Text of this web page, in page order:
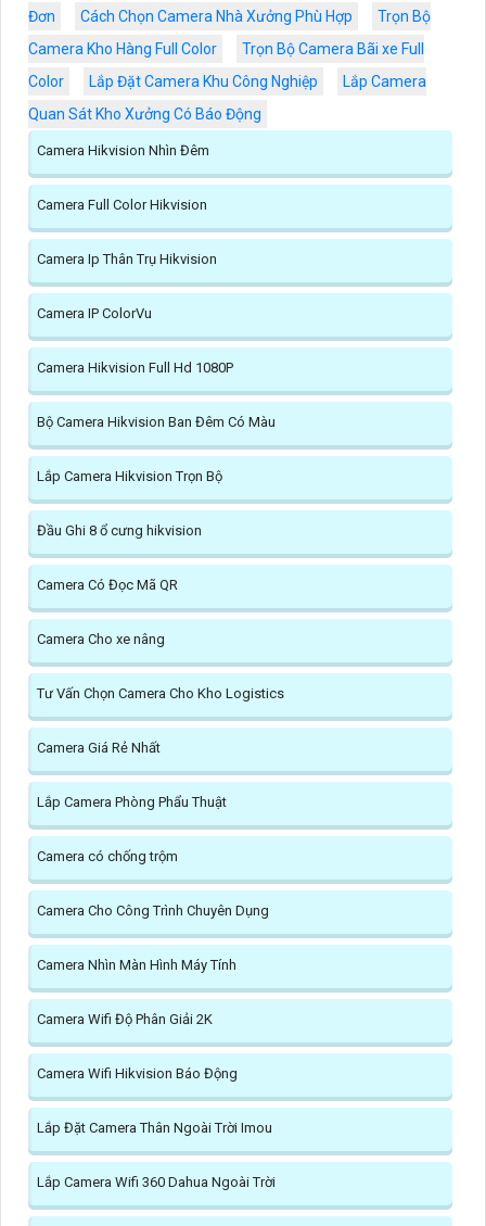
Đơn
Cách Chọn Camera Nhà Xưởng Phù Hợp
Trọn Bộ
Camera Kho Hàng Full Color
Trọn Bộ Camera Bãi xe Full
Color
Lắp Đặt Camera Khu Công Nghiệp
Lắp Camera
Quan Sát Kho Xưởng Có Báo Động
Camera Hikvision Nhìn Đêm
Camera Full Color Hikvision
Camera Ip Thân Trụ Hikvision
Camera IP ColorVu
Camera Hikvision Full Hd 1080P
Bộ Camera Hikvision Ban Đêm Có Màu
Lắp Camera Hikvision Trọn Bộ
Đầu Ghi 8 ổ cưng hikvision
Camera Có Đọc Mã QR
Camera Cho xe nâng
Tư Vấn Chọn Camera Cho Kho Logistics
Camera Giá Rẻ Nhất
Lắp Camera Phòng Phẩu Thuật
Camera có chống trộm
Camera Cho Công Trình Chuyên Dụng
Camera Nhìn Màn Hình Máy Tính
Camera Wifi Độ Phân Giải 2K
Camera Wifi Hikvision Báo Động
Lắp Đặt Camera Thân Ngoài Trời Imou
Lắp Camera Wifi 360 Dahua Ngoài Trời